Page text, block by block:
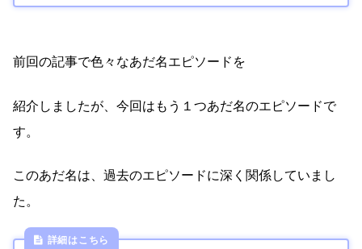
前回の記事で色々なあだ名エピソードを
紹介しましたが、今回はもう１つあだ名のエピソードで
す。
このあだ名は、過去のエピソードに深く関係していまし
た。